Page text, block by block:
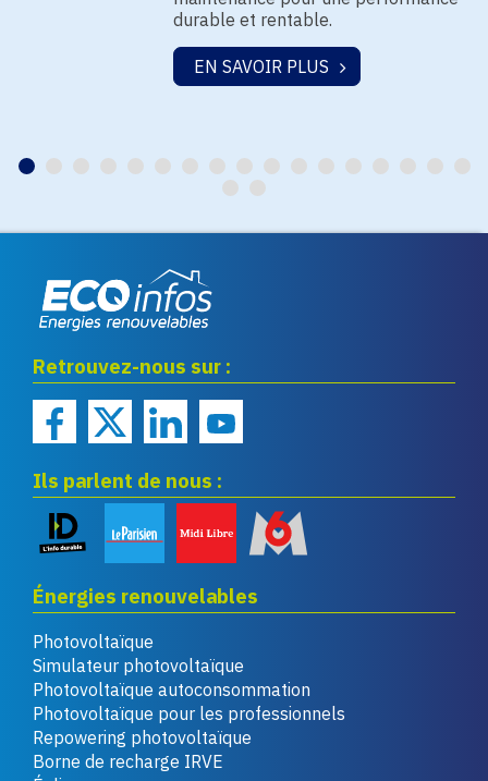
durable et rentable.
EN SAVOIR PLUS
renouvelables
Retrouvez-nous sur :
Ils parlent de nous :
Énergies renouvelables
Photovoltaïque
Simulateur photovoltaïque
Photovoltaïque autoconsommation
Photovoltaïque pour les professionnels
Repowering photovoltaïque
Borne de recharge IRVE